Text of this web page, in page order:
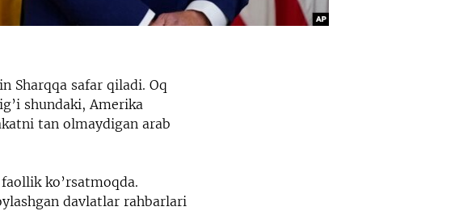
Sharqqa safar qiladi. Oq
shundaki, Amerika
tan olmaydigan arab
ko’rsatmoqda.
davlatlar rahbarlari